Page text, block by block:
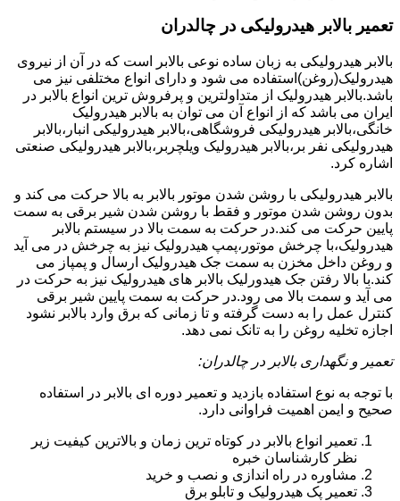
تعمیر بالابر هیدرولیکی در چالدران
بالابر هیدرولیکی به زبان ساده نوعی بالابر است که در آن از نیروی
هیدرولیک(روغن)استفاده می شود و دارای انواع مختلفی نیز می
باشد.بالابر هیدرولیک از متداولترین و پرفروش ترین انواع بالابر در
ایران می باشد که از انواع آن می توان به بالابر هیدرولیک
خانگی،بالابر هیدرولیکی فروشگاهی،بالابر هیدرولیکی انبار،بالابر
هیدرولیکی نفر بر،بالابر هیدرولیک ویلچربر،بالابر هیدرولیکی صنعتی
اشاره کرد.
بالابر هیدرولیکی با روشن شدن موتور بالابر به بالا حرکت می کند و
بدون روشن شدن موتور و فقط با روشن شدن شیر برقی به سمت
پایین حرکت می کند.در حرکت به سمت بالا در سیستم بالابر
هیدرولیک،با چرخش موتور،پمپ هیدرولیک نیز به چرخش در می آید
و روغن داخل مخزن به سمت جک هیدرولیک ارسال و پمپاز می
کند.با بالا رفتن جک هیدورلیک بالابر های هیدرولیک نیز به حرکت در
می آید و سمت بالا می رود.در حرکت به سمت پایین شیر برقی
کنترل عمل را به دست گرفته و تا زمانی که برق وارد بالابر نشود
اجازه تخلیه روغن را به تانک نمی دهد.
تعمیر و نگهداری بالابر در چالدران:
با توجه به نوع استفاده بازدید و تعمیر دوره ای بالابر در استفاده
صحیح و ایمن اهمیت فراوانی دارد.
تعمیر انواع بالابر در کوتاه ترین زمان و بالاترین کیفیت زیر
نظر کارشناسان خبره
مشاوره در راه اندازی و نصب و خرید
تعمیر پک هیدرولیک و تابلو برق